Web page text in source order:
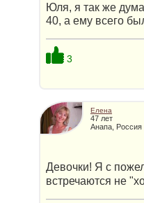
Юля, я так же
40, а ему всего
3
Елена
47 лет
Анапа, Россия
Девочки! Я с
встречаются не